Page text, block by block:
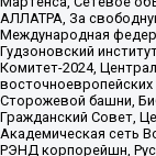
АЛЛАТРА, За
Международная
Гудзоновский
Комитет-2024,
Сторожевой башни,
Гражданский Совет,
Академическая сеть
РЭНД корпорейшн,